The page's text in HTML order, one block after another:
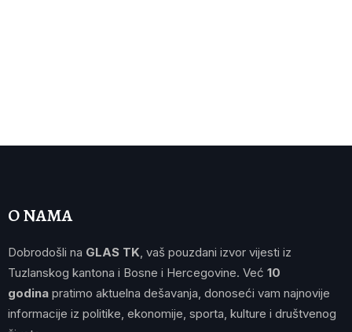
O NAMA
Dobrodošli na GLAS TK , vaš pouzdani izvor vijesti iz
Tuzlanskog kantona i Bosne i Hercegovine. Već 10
godina pratimo aktuelna dešavanja, donoseći vam najnovije
informacije iz politike, ekonomije, sporta, kulture i društvenog